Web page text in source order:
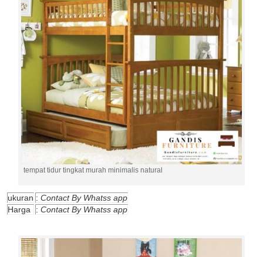
tempat tidur tingkat murah minimalis natural
ukuran : Contact By Whatss app
Harga
: Contact By Whatss app